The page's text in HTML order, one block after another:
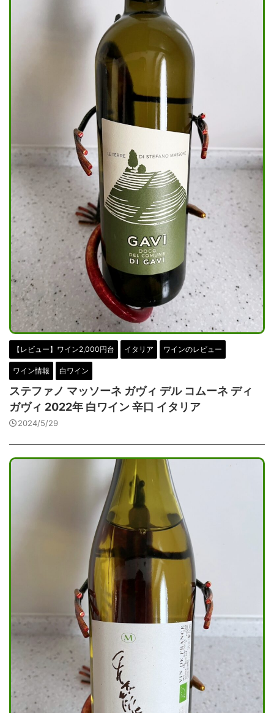
【レビュー】ワイン2,000円台 イタリア ワインのレビュー
ワイン情報 白ワイン
ステファノ マッソーネ ガヴィ デル コムーネ ディ
ガヴィ 2022年 白ワイン 辛口 イタリア
2024/5/29